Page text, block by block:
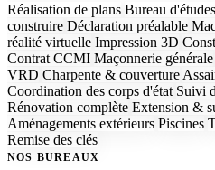
Réalisation de plans Bureau d'études
construire Déclaration préalable
réalité virtuelle Impression 3D
Contrat CCMI Maçonnerie générale
VRD Charpente & couverture
Coordination des corps d'état Suivi
Rénovation complète Extension &
Aménagements extérieurs Piscines
Remise des clés
NOS BUREAUX